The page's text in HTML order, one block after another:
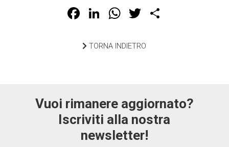
Facebook
LinkedIn
WhatsApp
Twitter
TORNA INDIETRO
Vuoi rimanere aggiornato?
Iscriviti alla nostra
newsletter!